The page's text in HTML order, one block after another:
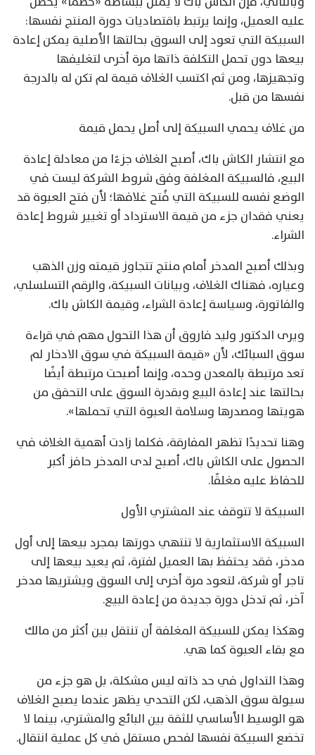
عليه العميل، وإنما يرتبط باقتصاديات دورة المنتج نفسها:
السبيكة التي تعود إلى السوق بحالتها الأصلية يمكن إعادة
بيعها دون تحمل التكلفة ذاتها مرة أخرى لتغليفها
وتجهيزها، ومن ثم اكتسب الغلاف قيمة لم تكن له بالدرجة
نفسها من قبل.
من غلاف يحمي السبيكة إلى أصل يحمل قيمة
مع انتشار الكاش باك، أصبح الغلاف جزءًا من معادلة إعادة
البيع، فالسبيكة المغلفة وفق شروط الشركة ليست في
الوضع نفسه للسبيكة التي فُتح غلافها؛ لأن فتح العبوة قد
يعني فقدان جزء من قيمة الاسترداد أو تغيير شروط إعادة
الشراء.
وبذلك أصبح المدخر أمام منتج تتجاوز قيمته وزن الذهب
وعياره، فهناك الغلاف، وبيانات السبيكة، والرقم التسلسلي،
والفاتورة، وسياسة إعادة الشراء، وقيمة الكاش باك.
ويرى الدكتور وليد فاروق أن هذا التحول مهم في قراءة
سوق السبائك، لأن «قيمة السبيكة في سوق الادخار لم
تعد مرتبطة بالمعدن وحده، وإنما أصبحت مرتبطة أيضًا
بحالتها عند إعادة البيع وبقدرة السوق على التحقق من
هويتها ومصدرها وسلامة العبوة التي تحملها».
وهنا تحديدًا تظهر المفارقة، فكلما زادت أهمية الغلاف في
الحصول على الكاش باك، أصبح لدى المدخر حافز أكبر
للحفاظ عليه مغلقًا.
السبيكة لا تتوقف عند المشتري الأول
السبيكة الاستثمارية لا تنتهي دورتها بمجرد بيعها إلى أول
مدخر، فقد يحتفظ بها العميل لفترة، ثم يعيد بيعها إلى
تاجر أو شركة، لتعود مرة أخرى إلى السوق ويشتريها مدخر
آخر، ثم تدخل دورة جديدة من إعادة البيع.
وهكذا يمكن للسبيكة المغلفة أن تنتقل بين أكثر من مالك
مع بقاء العبوة كما هي.
وهذا التداول في حد ذاته ليس مشكلة، بل هو جزء من
سيولة سوق الذهب، لكن التحدي يظهر عندما يصبح الغلاف
هو الوسيط الأساسي للثقة بين البائع والمشتري، بينما لا
تخضع السبيكة نفسها لفحص مستقل في كل عملية انتقال.